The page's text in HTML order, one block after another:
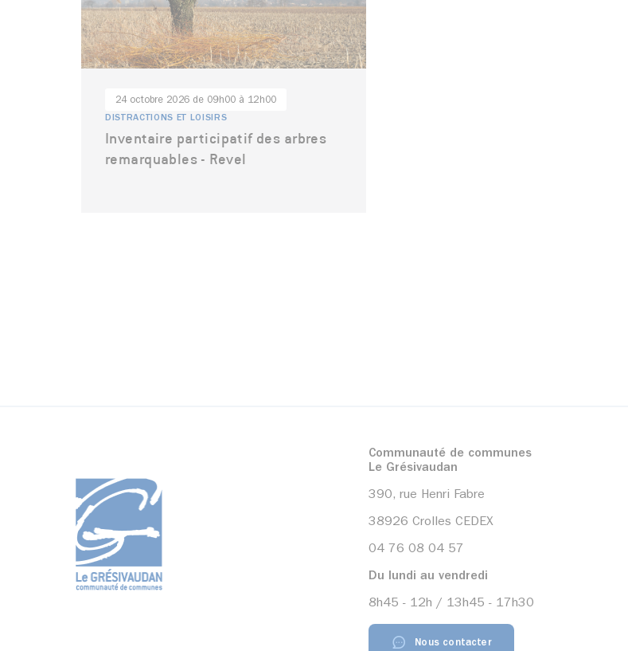
Inventaire participatif des arbres
remarquables - Revel
DISTRACTIONS ET LOISIRS
24 octobre 2026 de 09h00 à 12h00
Communauté de communes
Le Grésivaudan
390, rue Henri Fabre
38926 Crolles CEDEX
04 76 08 04 57
Du lundi au vendredi
8h45 - 12h / 13h45 - 17h30
Nous contacter